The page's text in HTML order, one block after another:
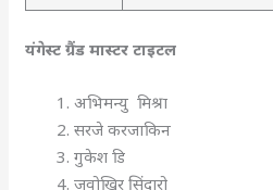
यंगेस्ट ग्रैंड मास्टर टाइटल
अभिमन्यु मिश्रा
सरजे करजाकिन
गुकेश डि
जवोखिर सिंदारो